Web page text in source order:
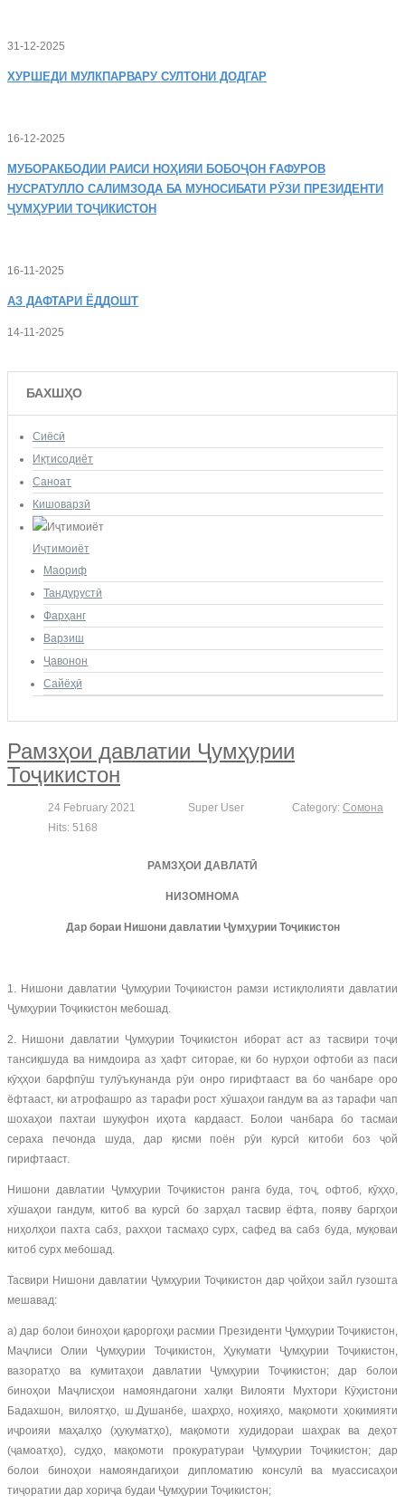
31-12-2025
ХУРШЕДИ МУЛКПАРВАРУ СУЛТОНИ ДОДГАР
16-12-2025
МУБОРАКБОДИИ РАИСИ НОҲИЯИ БОБОҶОН ҒАФУРОВ
НУСРАТУЛЛО САЛИМЗОДА БА МУНОСИБАТИ РӮЗИ ПРЕЗИДЕНТИ
ҶУМҲУРИИ ТОҶИКИСТОН
16-11-2025
АЗ ДАФТАРИ ЁДДОШТ
14-11-2025
БАХШҲО
Сиёсӣ
Иқтисодиёт
Саноат
Кишоварзӣ
Иҷтимоиёт
Маориф
Тандурустӣ
Фарҳанг
Варзиш
Ҷавонон
Сайёҳӣ
Рамзҳои давлатии Ҷумҳурии
Тоҷикистон
24 February 2021 Super User Category: Сомона
Hits: 5168
РАМЗҲОИ ДАВЛАТӢ
НИЗОМНОМА
Дар бораи Нишони давлатии Ҷумҳурии Тоҷикистон
1. Нишони давлатии Ҷумҳурии Тоҷикистон рамзи истиқлолияти давлатии
Ҷумҳурии Тоҷикистон мебошад.
2. Нишони давлатии Ҷумҳурии Тоҷикистон иборат аст аз тасвири тоҷи
тансиқшуда ва нимдоира аз ҳафт ситорае, ки бо нурҳои офтоби аз паси
кӯҳҳои барфпӯш тулӯъкунанда рӯи онро гирифтааст ва бо чанбаре оро
ёфтааст, ки атрофашро аз тарафи рост хӯшаҳои гандум ва аз тарафи чап
шохаҳои пахтаи шукуфон иҳота кардааст. Болои чанбара бо тасмаи
сераха печонда шуда, дар қисми поён рӯи курсӣ китоби боз ҷой
гирифтааст.
Нишони давлатии Ҷумҳурии Тоҷикистон ранга буда, тоҷ, офтоб, кӯҳҳо,
хӯшаҳои гандум, китоб ва курсӣ бо зарҳал тасвир ёфта, появу баргҳои
ниҳолҳои пахта сабз, рахҳои тасмаҳо сурх, сафед ва сабз буда, муқоваи
китоб сурх мебошад.
Тасвири Нишони давлатии Ҷумҳурии Тоҷикистон дар ҷойҳои зайл гузошта
мешавад:
а) дар болои биноҳои қароргоҳи расмии Президенти Ҷумҳурии Тоҷикистон,
Маҷлиси Олии Ҷумҳурии Тоҷикистон, Ҳукумати Ҷумҳурии Тоҷикистон,
вазоратҳо ва кумитаҳои давлатии Ҷумҳурии Тоҷикистон; дар болои
биноҳои Маҷлисҳои намояндагони халқи Вилояти Мухтори Кӯҳистони
Бадахшон, вилоятҳо, ш.Душанбе, шаҳрҳо, ноҳияҳо, мақомоти ҳокимияти
иҷроияи маҳалҳо (ҳукуматҳо), мақомоти худидораи шаҳрак ва деҳот
(ҷамоатҳо), судҳо, мақомоти прокуратураи Ҷумҳурии Тоҷикистон; дар
болои биноҳои намояндагиҳои дипломатию консулӣ ва муассисаҳои
тиҷоратии дар хориҷа будаи Ҷумҳурии Тоҷикистон;